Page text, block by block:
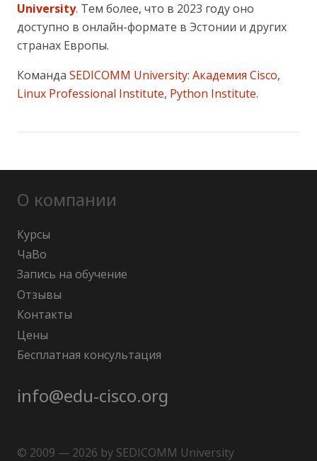
University. Тем более, что в 2023 году оно
доступно в онлайн-формате в Эстонии и других
странах Европы.
Команда SEDICOMM University: Академия Cisco,
Linux Professional Institute, Python Institute.
О компании
Курсы
ЧаВо
Запись на обучение
Отзывы
Контакты
Цены
Бесплатная консультация
info@edu-cisco.org
© 2009 — 2026 by SEDICOMM University